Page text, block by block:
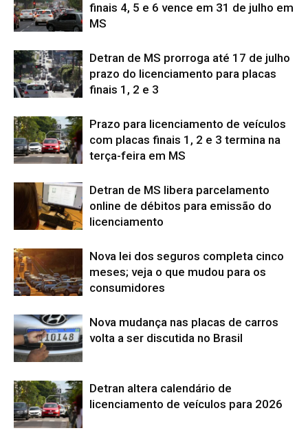
finais 4, 5 e 6 vence em 31 de julho em
MS
Detran de MS prorroga até 17 de julho
prazo do licenciamento para placas
finais 1, 2 e 3
Prazo para licenciamento de veículos
com placas finais 1, 2 e 3 termina na
terça-feira em MS
Detran de MS libera parcelamento
online de débitos para emissão do
licenciamento
Nova lei dos seguros completa cinco
meses; veja o que mudou para os
consumidores
Nova mudança nas placas de carros
volta a ser discutida no Brasil
Detran altera calendário de
licenciamento de veículos para 2026